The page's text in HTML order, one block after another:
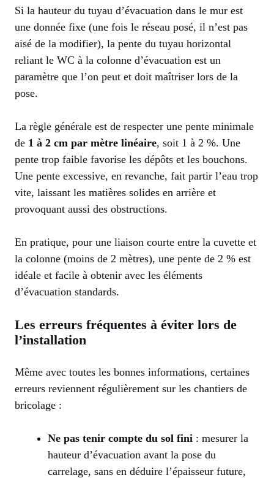
Si la hauteur du tuyau d’évacuation dans le mur est
une donnée fixe (une fois le réseau posé, il n’est pas
aisé de la modifier), la pente du tuyau horizontal
reliant le WC à la colonne d’évacuation est un
paramètre que l’on peut et doit maîtriser lors de la
pose.
La règle générale est de respecter une pente minimale
de 1 à 2 cm par mètre linéaire, soit 1 à 2 %. Une
pente trop faible favorise les dépôts et les bouchons.
Une pente excessive, en revanche, fait partir l’eau trop
vite, laissant les matières solides en arrière et
provoquant aussi des obstructions.
En pratique, pour une liaison courte entre la cuvette et
la colonne (moins de 2 mètres), une pente de 2 % est
idéale et facile à obtenir avec les éléments
d’évacuation standards.
Les erreurs fréquentes à éviter lors de
l’installation
Même avec toutes les bonnes informations, certaines
erreurs reviennent régulièrement sur les chantiers de
bricolage :
Ne pas tenir compte du sol fini : mesurer la
hauteur d’évacuation avant la pose du
carrelage, sans en déduire l’épaisseur future,